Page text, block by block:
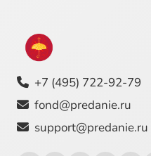
+7 (495) 722-92-79
fond@predanie.ru
support@predanie.ru